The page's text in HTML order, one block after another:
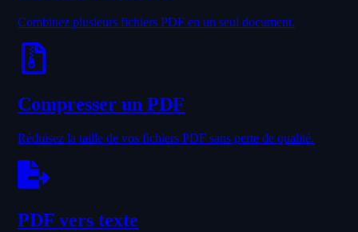
Combinez plusieurs fichiers PDF en un seul document.
Compresser un PDF
Réduisez la taille de vos fichiers PDF sans perte de qualité.
PDF vers texte